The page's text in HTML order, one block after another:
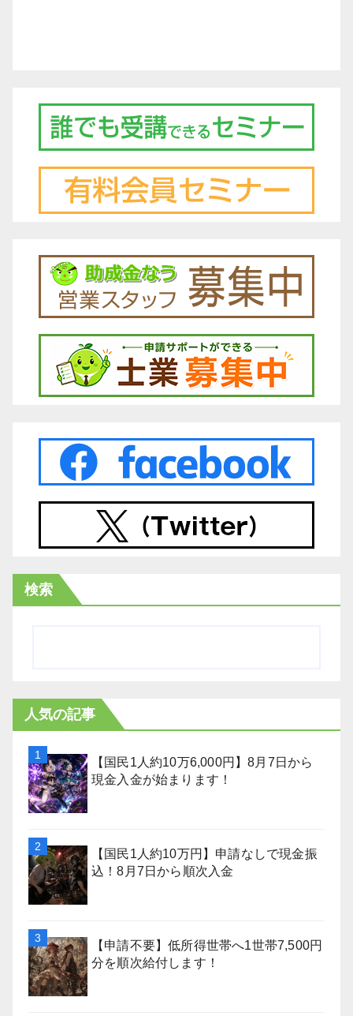
検索
人気の記事
【国民1人約10万6,000円】8月7日から
現金入金が始まります！
【国民1人約10万円】申請なしで現金振
込！8月7日から順次入金
【申請不要】低所得世帯へ1世帯7,500円
分を順次給付します！